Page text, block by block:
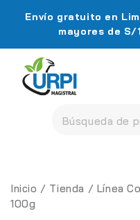
Envío gratuito en
mayores de S/
Inicio / Tienda / Línea
100g